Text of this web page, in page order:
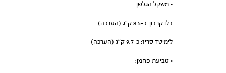
• משקל הגלשן:
בלו קרבון: כ-8.5 ק”ג (הערכה)
לימיטד סריז: כ-9.7 ק”ג (הערכה)
• טביעת פחמן: